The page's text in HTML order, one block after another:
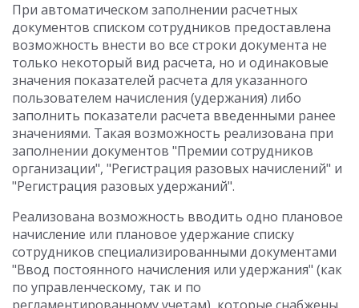
При автоматическом заполнении расчетных
документов списком сотрудников предоставлена
возможность внести во все строки документа не
только некоторый вид расчета, но и одинаковые
значения показателей расчета для указанного
пользователем начисления (удержания) либо
заполнить показатели расчета введенными ранее
значениями. Такая возможность реализована при
заполнении документов "Премии сотрудников
организации", "Регистрация разовых начислений" и
"Регистрация разовых удержаний".
Реализована возможность вводить одно плановое
начисление или плановое удержание списку
сотрудников специализированными документами
"Ввод постоянного начисления или удержания" (как
по управленческому, так и по